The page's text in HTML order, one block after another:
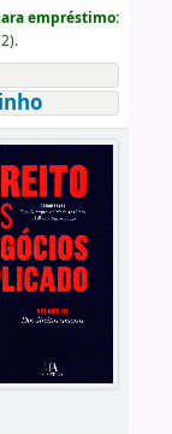
empréstimo: